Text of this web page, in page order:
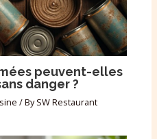
peuvent-elles
danger ?
/ BySW Restaurant